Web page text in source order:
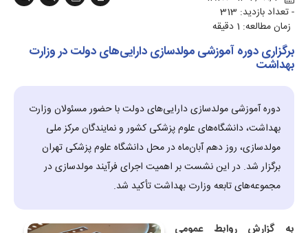
- تعداد بازدید: 313
زمان مطالعه: 1 دقیقه
برگزاری دوره آموزشی مولدسازی دارایی‌های دولت در وزارت
بهداشت
دوره آموزشی مولدسازی دارایی‌های دولت با حضور مسئولان وزارت
بهداشت، دانشگاه‌های علوم پزشکی کشور و نمایندگان مرکز ملی
مولدسازی، روز دهم آبان‌ماه در محل دانشگاه علوم پزشکی تهران
برگزار شد. در این نشست بر اهمیت اجرای فرآیند مولدسازی در
مجموعه‌های تابعه وزارت بهداشت تأکید شد.
به گزارش روابط عمومی